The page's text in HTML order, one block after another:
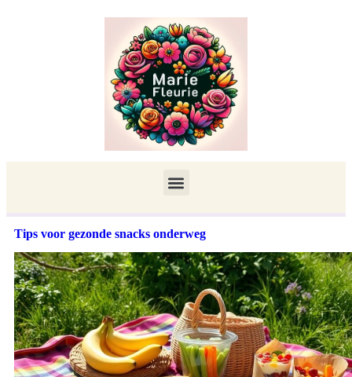
Tips voor gezonde snacks onderweg